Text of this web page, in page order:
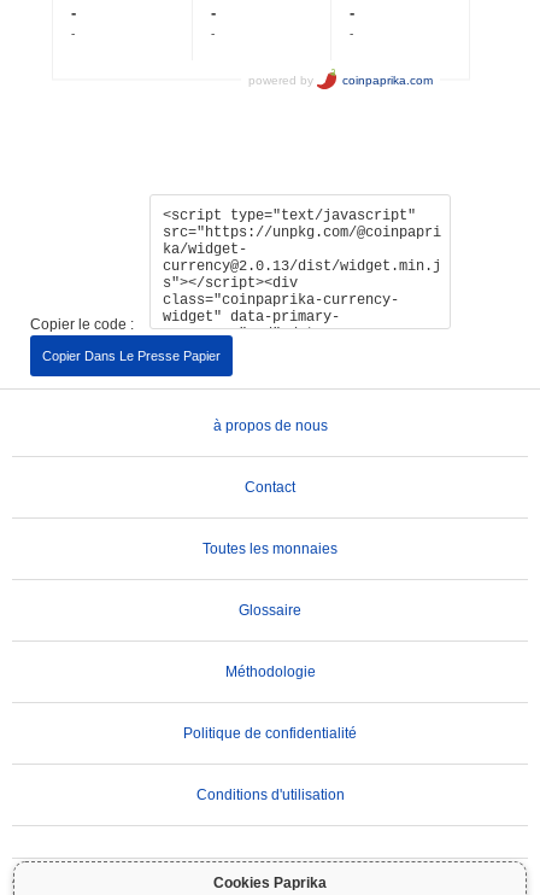
Cookies Paprika
Copier le code :
Copier Dans Le Presse Papier
à propos de nous
Contact
Toutes les monnaies
Glossaire
Méthodologie
Politique de confidentialité
Conditions d'utilisation
AVIS IMPORTANT :
Les cryptomonnaies sont très volatiles et comportent des risques